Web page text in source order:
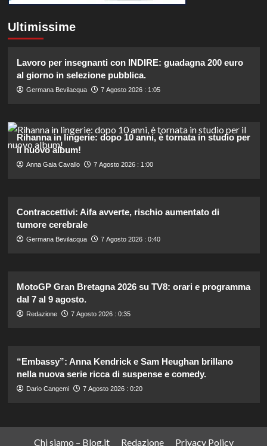
Ultimissime
Lavoro per insegnanti con INDIRE: guadagna 200 euro
al giorno in selezione pubblica.
Germana Bevilacqua 7 Agosto 2026 : 1:05
Rihanna in lingerie: dopo 10 anni, è tornata in studio per
il nuovo album!
Anna Gaia Cavallo 7 Agosto 2026 : 1:00
Contraccettivi: Aifa avverte, rischio aumentato di
tumore cerebrale
Germana Bevilacqua 7 Agosto 2026 : 0:40
MotoGP Gran Bretagna 2026 su TV8: orari e programma
dal 7 al 9 agosto.
Redazione 7 Agosto 2026 : 0:35
“Embassy”: Anna Kendrick e Sam Heughan brillano
nella nuova serie ricca di suspense e comedy.
Dario Cangemi 7 Agosto 2026 : 0:20
Chi siamo – Blog.it Redazione Privacy Policy